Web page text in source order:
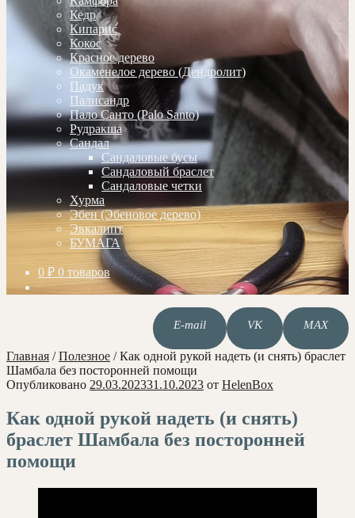
Кедр
Кипарис
Кокос
Красное дерево
Окаменелое дерево (Дендролит)
Падук
Палисандр
Пало Санто (Palo Santo)
Рудракша
Сандал
Сандаловые бусы
Сандаловый браслет
Сандаловые четки
Хурма
Эбен (Эбеновое дерево)
Эвкалипт
БУМАГА
0 ₽ 0 товаров
E-mail VK MAX
Главная /Полезное /Как одной рукой надеть (и снять) браслет
Шамбала без посторонней помощи
Опубликовано 29.03.202331.10.2023 от HelenBox
Как одной рукой надеть (и снять)
браслет Шамбала без посторонней
помощи